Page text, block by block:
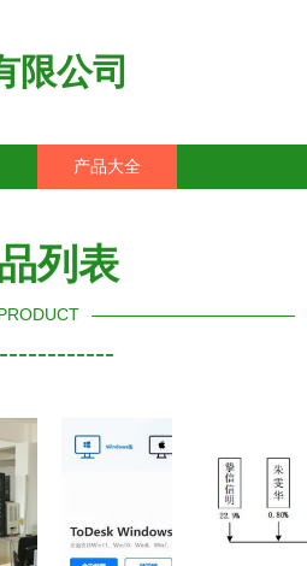
限公司
产品大全
列表